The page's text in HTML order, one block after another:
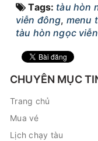
Tags: tàu hòn
viễn đông, menu
tàu hòn ngọc
CHUYÊN MỤC
Trang chủ
Mua vé
Lịch chạy tàu